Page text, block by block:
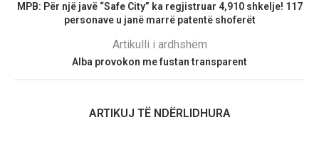
MPB: Për një javë “Safe City” ka regjistruar 4,910 shkelje! 117
personave u janë marrë patentë shoferët
Artikulli i ardhshëm
Alba provokon me fustan transparent
ARTIKUJ TË NDËRLIDHURA